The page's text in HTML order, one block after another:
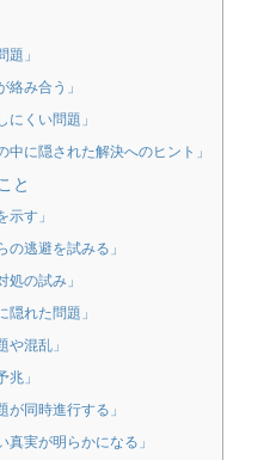
」
み合う」
くい問題」
に隠された解決へのヒント」
と
す」
逃避を試みる」
の試み」
れた問題」
混乱」
」
同時進行する」
実が明らかになる」